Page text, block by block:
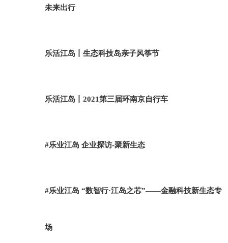
未来出行
乐活江岛丨生态科技岛亲子风筝节
乐活江岛丨2021第三届环南京自行车
#乐业江岛 企业探访-聚新生态
#乐业江岛 “数智行·江岛之芯”——金融科技新生态专
场